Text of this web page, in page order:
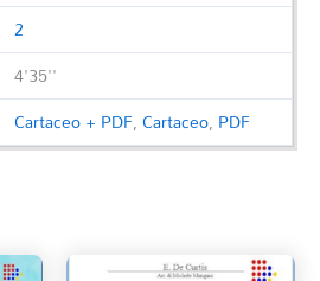
2
4'35''
Cartaceo + PDF,Cartaceo, PDF